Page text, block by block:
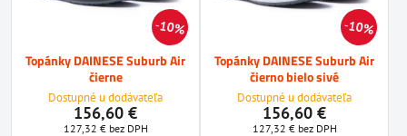
10%
Topánky DAINESE Suburb Air
čierne
Dostupné u dodávateľa
156,60 €
127,32 € bez DPH
10%
Topánky DAINESE Suburb Air
čierno bielo sivé
Dostupné u dodávateľa
156,60 €
127,32 € bez DPH